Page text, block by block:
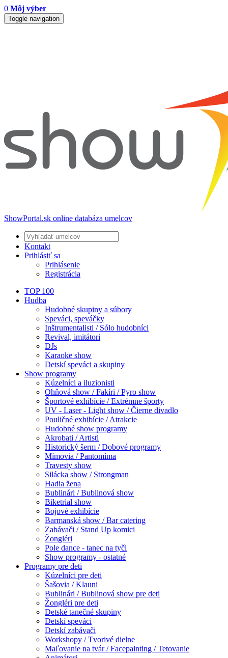
0 Môj výber
Toggle navigation
ShowPortal.sk online databáza umelcov
Kontakt
Prihlásiť sa
Prihlásenie
Registrácia
TOP 100
Hudba
Hudobné skupiny a súbory
Speváci, speváčky
Inštrumentalisti / Sólo hudobníci
Revival, imitátori
DJs
Karaoke show
Detskí speváci a skupiny
Show programy
Kúzelníci a iluzionisti
Ohňová show / Fakíri / Pyro show
Športové exhibície / Extrémne športy
UV - Laser - Light show / Čierne divadlo
Pouličné exhibície / Atrakcie
Hudobné show programy
Akrobati / Artisti
Historický šerm / Dobové programy
Mímovia / Pantomíma
Travesty show
Silácka show / Strongman
Hadia žena
Bublinári / Bublinová show
Biketrial show
Bojové exhibície
Barmanská show / Bar catering
Zabávači / Stand Up komici
Žongléri
Pole dance - tanec na tyči
Show programy - ostatné
Programy pre deti
Kúzelníci pre deti
Šašovia / Klauni
Bublinári / Bublinová show pre deti
Žongléri pre deti
Detské tanečné skupiny
Detskí speváci
Detskí zabávači
Workshopy / Tvorivé dielne
Maľovanie na tvár / Facepainting / Tetovanie